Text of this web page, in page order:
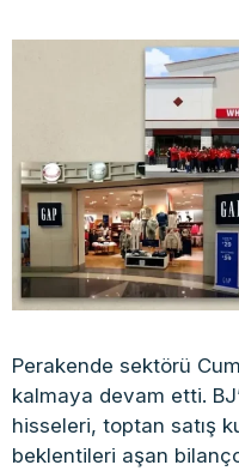
Perakende sektörü
kalmaya devam etti.
hisseleri, toptan satış
beklentileri aşan